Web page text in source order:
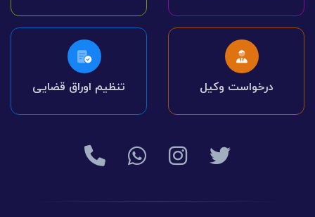
درخواست وکیل تنظیم اوراق قضایی